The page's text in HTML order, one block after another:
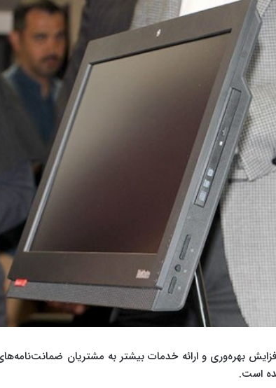
بهره‌وری و ارائه خدمات بیشتر به مشتریان
است.